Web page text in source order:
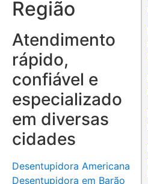
Região
Atendimento
rápido,
confiável e
especializado
em diversas
cidades
Desentupidora Americana
Desentupidora em Barão